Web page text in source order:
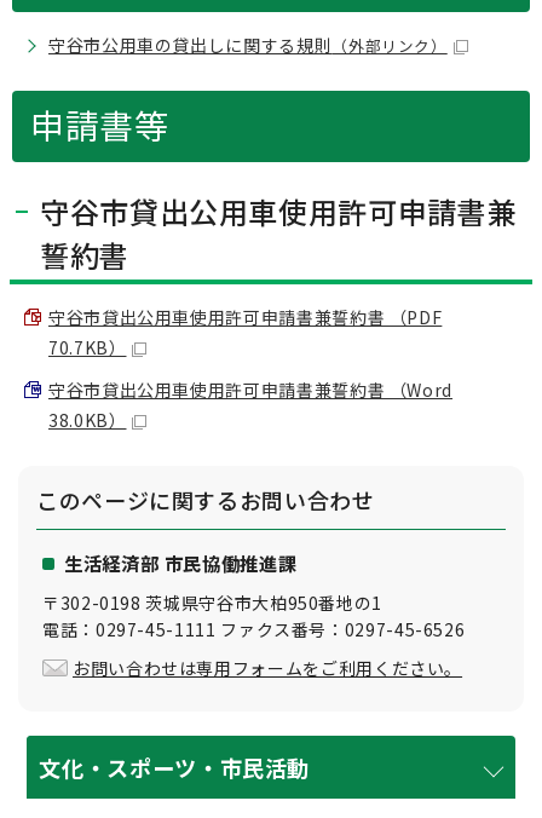
守谷市公用車の貸出しに関する規則 （外部リンク）
申請書等
守谷市貸出公用車使用許可申請書兼
誓約書
守谷市貸出公用車使用許可申請書兼誓約書 （PDF
70.7KB）
守谷市貸出公用車使用許可申請書兼誓約書 （Word
38.0KB）
このページに関するお問い合わせ
生活経済部 市民協働推進課
〒302-0198 茨城県守谷市大柏950番地の1
電話：0297-45-1111 ファクス番号：0297-45-6526
お問い合わせは専用フォームをご利用ください。
文化・スポーツ・市民活動